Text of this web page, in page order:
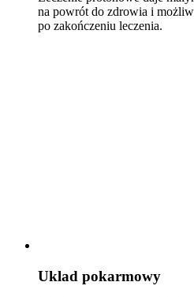
na powrót do zdrowia i
po zakończeniu leczenia.
Uklad pokarmowy